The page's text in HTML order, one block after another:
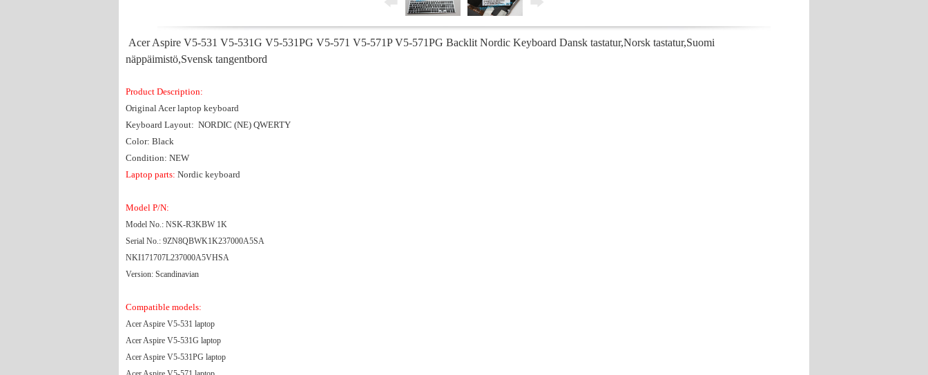
Acer Aspire V5-531 V5-531G V5-531PG V5-571 V5-571P V5-571PG Backlit Nordic Keyboard Dansk tastatur,Norsk tastatur,Suomi
näppäimistö,Svensk tangentbord
Product Description:
Original Acer laptop keyboard
Keyboard Layout: NORDIC (NE) QWERTY
Color: Black
Condition: NEW
Laptop parts: Nordic keyboard
Model P/N:
Model No.: NSK-R3KBW 1K
Serial No.: 9ZN8QBWK1K237000A5SA
NKI171707L237000A5VHSA
Version: Scandinavian
Compatible models:
Acer Aspire V5-531 laptop
Acer Aspire V5-531G laptop
Acer Aspire V5-531PG laptop